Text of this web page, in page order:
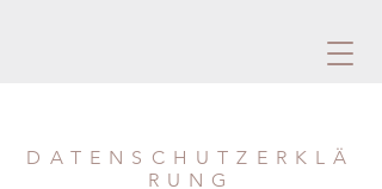
DATENSCHUTZERKLÄ
RUNG